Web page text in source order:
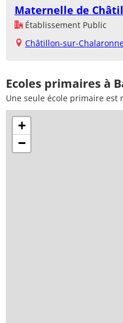
Maternelle de
Établissement Public
Châtillon-sur-
Ecoles primaires à
Une seule école primaire est
+
−